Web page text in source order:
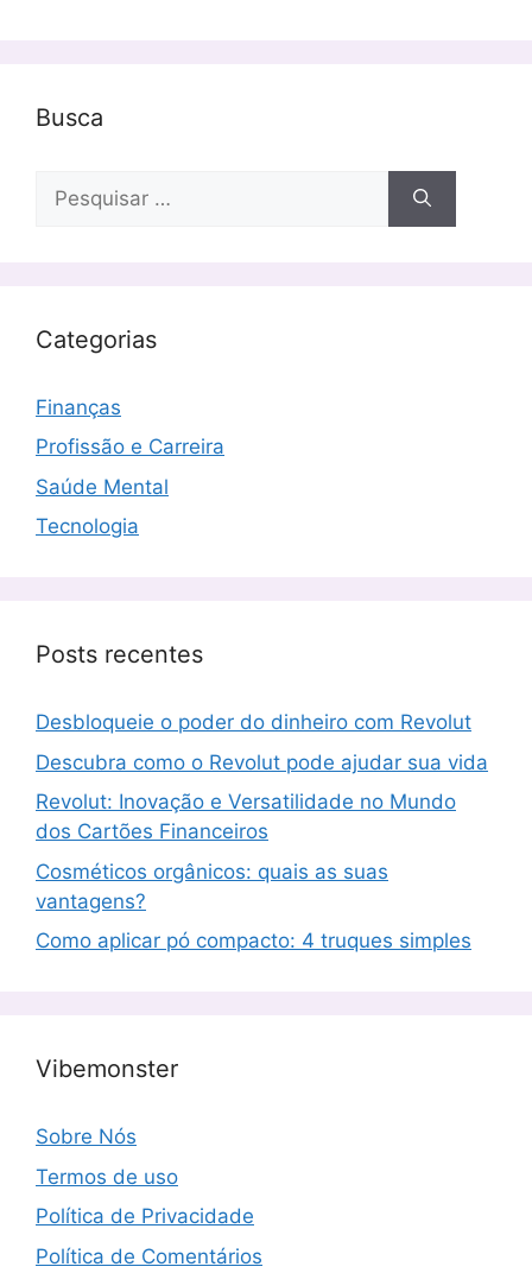
Busca
por:
Categorias
Finanças
Profissão e Carreira
Saúde Mental
Tecnologia
Posts recentes
Desbloqueie o poder do dinheiro com Revolut
Descubra como o Revolut pode ajudar sua vida
Revolut: Inovação e Versatilidade no Mundo
dos Cartões Financeiros
Cosméticos orgânicos: quais as suas
vantagens?
Como aplicar pó compacto: 4 truques simples
Vibemonster
Sobre Nós
Termos de uso
Política de Privacidade
Política de Comentários